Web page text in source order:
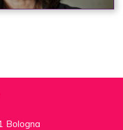
Bologna